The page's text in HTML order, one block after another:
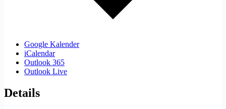
Google Kalender
iCalendar
Outlook 365
Outlook Live
Details